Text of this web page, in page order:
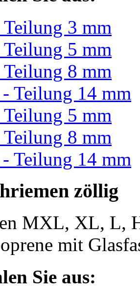
Teilung 3 mm
Teilung 5 mm
Teilung 8 mm
Teilung 14 mm
5 mm
8 mm
Teilung 14 mm
zöllig
MXL, XL, L,
mit
Sie aus: